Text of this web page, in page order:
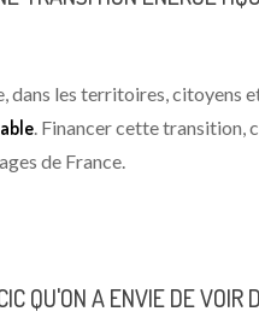
dans les territoires,
. Financer cette transition,
de France.
QU'ON A ENVIE DE VOIR